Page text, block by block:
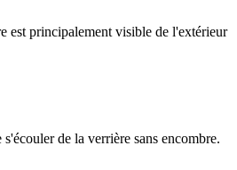
est principalement visible de l'extérieur
de la verrière sans encombre.